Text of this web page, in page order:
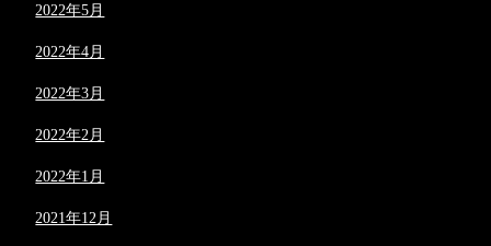
2022年5月
2022年4月
2022年3月
2022年2月
2022年1月
2021年12月